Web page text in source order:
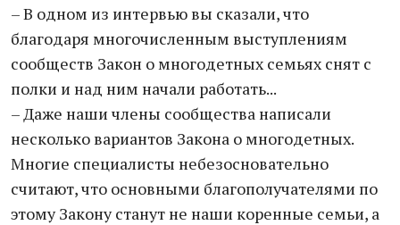
– В одном из интервью вы сказали, что
благодаря многочисленным выступлениям
сообществ Закон о многодетных семьях снят с
полки и над ним начали работать...
– Даже наши члены сообщества написали
несколько вариантов Закона о многодетных.
Многие специалисты небезосновательно
считают, что основными благополучателями по
этому Закону станут не наши коренные семьи, а